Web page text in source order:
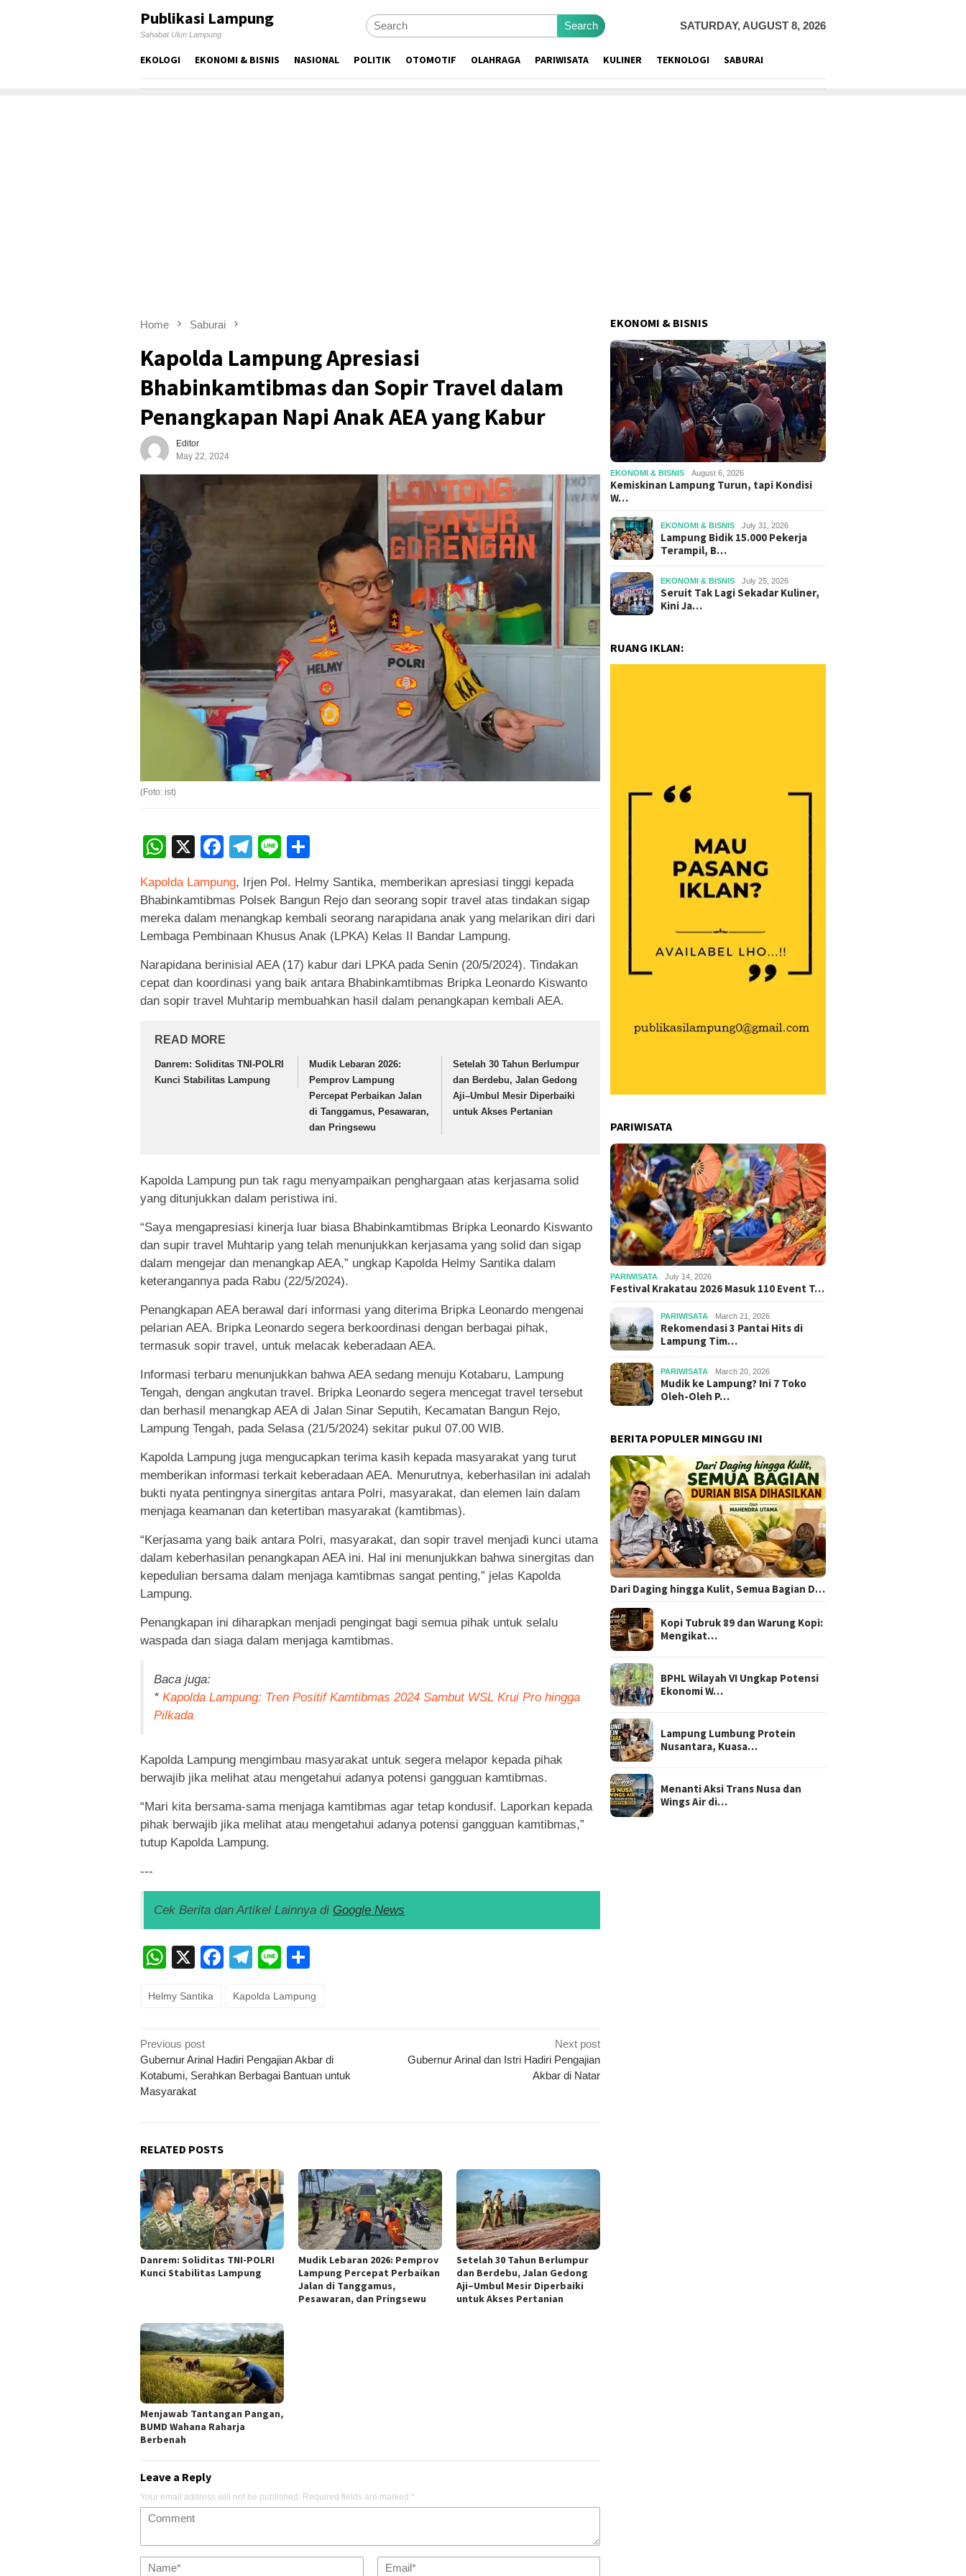
Publikasi Lampung
Sahabat Ulun Lampung
Search SATURDAY, AUGUST 8, 2026
EKOLOGI EKONOMI & BISNIS NASIONAL POLITIK OTOMOTIF OLAHRAGA PARIWISATA KULINER TEKNOLOGI SABURAI
Home Saburai
Kapolda Lampung Apresiasi
Bhabinkamtibmas dan Sopir Travel dalam
Penangkapan Napi Anak AEA yang Kabur
Editor
May 22, 2024
(Foto: ist)
WhatsApp
X Facebook
Telegram
Line
Kapolda Lampung, Irjen Pol. Helmy Santika, memberikan apresiasi tinggi kepada
Bhabinkamtibmas Polsek Bangun Rejo dan seorang sopir travel atas tindakan sigap
mereka dalam menangkap kembali seorang narapidana anak yang melarikan diri dari
Lembaga Pembinaan Khusus Anak (LPKA) Kelas II Bandar Lampung.
Narapidana berinisial AEA (17) kabur dari LPKA pada Senin (20/5/2024). Tindakan
cepat dan koordinasi yang baik antara Bhabinkamtibmas Bripka Leonardo Kiswanto
dan sopir travel Muhtarip membuahkan hasil dalam penangkapan kembali AEA.
READ MORE
Danrem: Soliditas TNI-POLRI
Kunci Stabilitas Lampung
Mudik Lebaran 2026:
Pemprov Lampung
Percepat Perbaikan Jalan
di Tanggamus, Pesawaran,
dan Pringsewu
Setelah 30 Tahun Berlumpur
dan Berdebu, Jalan Gedong
Aji–Umbul Mesir Diperbaiki
untuk Akses Pertanian
Kapolda Lampung pun tak ragu menyampaikan penghargaan atas kerjasama solid
yang ditunjukkan dalam peristiwa ini.
“Saya mengapresiasi kinerja luar biasa Bhabinkamtibmas Bripka Leonardo Kiswanto
dan supir travel Muhtarip yang telah menunjukkan kerjasama yang solid dan sigap
dalam mengejar dan menangkap AEA,” ungkap Kapolda Helmy Santika dalam
keterangannya pada Rabu (22/5/2024).
Penangkapan AEA berawal dari informasi yang diterima Bripka Leonardo mengenai
pelarian AEA. Bripka Leonardo segera berkoordinasi dengan berbagai pihak,
termasuk sopir travel, untuk melacak keberadaan AEA.
Informasi terbaru menunjukkan bahwa AEA sedang menuju Kotabaru, Lampung
Tengah, dengan angkutan travel. Bripka Leonardo segera mencegat travel tersebut
dan berhasil menangkap AEA di Jalan Sinar Seputih, Kecamatan Bangun Rejo,
Lampung Tengah, pada Selasa (21/5/2024) sekitar pukul 07.00 WIB.
Kapolda Lampung juga mengucapkan terima kasih kepada masyarakat yang turut
memberikan informasi terkait keberadaan AEA. Menurutnya, keberhasilan ini adalah
bukti nyata pentingnya sinergitas antara Polri, masyarakat, dan elemen lain dalam
menjaga keamanan dan ketertiban masyarakat (kamtibmas).
“Kerjasama yang baik antara Polri, masyarakat, dan sopir travel menjadi kunci utama
dalam keberhasilan penangkapan AEA ini. Hal ini menunjukkan bahwa sinergitas dan
kepedulian bersama dalam menjaga kamtibmas sangat penting,” jelas Kapolda
Lampung.
Penangkapan ini diharapkan menjadi pengingat bagi semua pihak untuk selalu
waspada dan siaga dalam menjaga kamtibmas.
Baca juga:
* Kapolda Lampung: Tren Positif Kamtibmas 2024 Sambut WSL Krui Pro hingga
Pilkada
Kapolda Lampung mengimbau masyarakat untuk segera melapor kepada pihak
berwajib jika melihat atau mengetahui adanya potensi gangguan kamtibmas.
“Mari kita bersama-sama menjaga kamtibmas agar tetap kondusif. Laporkan kepada
pihak berwajib jika melihat atau mengetahui adanya potensi gangguan kamtibmas,”
tutup Kapolda Lampung.
---
Cek Berita dan Artikel Lainnya di Google News
WhatsApp
X Facebook
Telegram
Line
Helmy Santika Kapolda Lampung
Post
navigation
Previous post
Gubernur Arinal Hadiri Pengajian Akbar di
Kotabumi, Serahkan Berbagai Bantuan untuk
Masyarakat
Next post
Gubernur Arinal dan Istri Hadiri Pengajian
Akbar di Natar
RELATED POSTS
Danrem: Soliditas TNI-POLRI
Kunci Stabilitas Lampung
Mudik Lebaran 2026: Pemprov
Lampung Percepat Perbaikan
Jalan di Tanggamus,
Pesawaran, dan Pringsewu
Setelah 30 Tahun Berlumpur
dan Berdebu, Jalan Gedong
Aji–Umbul Mesir Diperbaiki
untuk Akses Pertanian
Menjawab Tantangan Pangan,
BUMD Wahana Raharja
Berbenah
Leave a Reply
Your email address will not be published. Required fields are marked *
EKONOMI & BISNIS
EKONOMI & BISNIS August 6, 2026
Kemiskinan Lampung Turun, tapi Kondisi
W…
EKONOMI & BISNIS July 31, 2026
Lampung Bidik 15.000 Pekerja
Terampil, B…
EKONOMI & BISNIS July 25, 2026
Seruit Tak Lagi Sekadar Kuliner,
Kini Ja…
RUANG IKLAN:
PARIWISATA
PARIWISATA July 14, 2026
Festival Krakatau 2026 Masuk 110 Event T…
PARIWISATA March 21, 2026
Rekomendasi 3 Pantai Hits di
Lampung Tim…
PARIWISATA March 20, 2026
Mudik ke Lampung? Ini 7 Toko
Oleh-Oleh P…
BERITA POPULER MINGGU INI
Dari Daging hingga Kulit, Semua Bagian D…
Kopi Tubruk 89 dan Warung Kopi:
Mengikat…
BPHL Wilayah VI Ungkap Potensi
Ekonomi W…
Lampung Lumbung Protein
Nusantara, Kuasa…
Menanti Aksi Trans Nusa dan
Wings Air di…